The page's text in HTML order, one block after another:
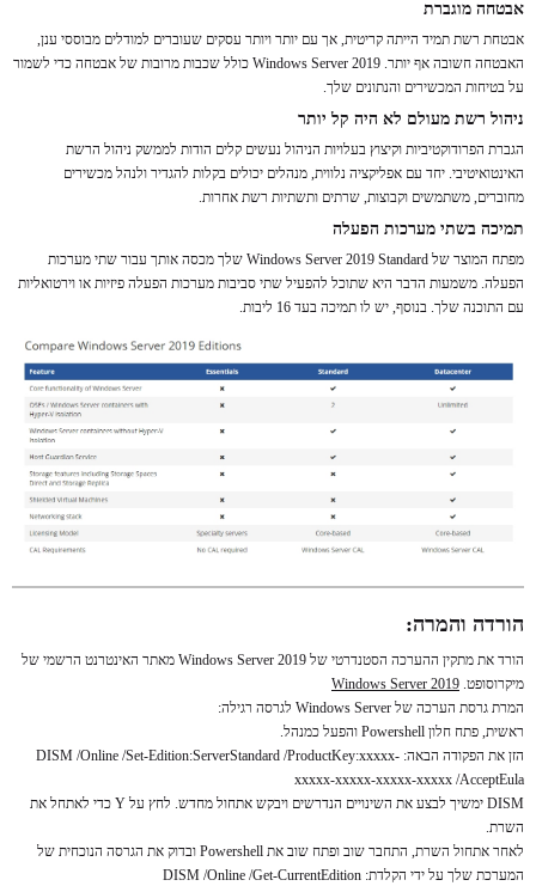
אבטחה מוגברת
אבטחת רשת תמיד הייתה קריטית, אך עם יותר ויותר עסקים שעוברים למודלים מבוססי ענן,
האבטחה חשובה אף יותר. Windows Server 2019 כולל שכבות מרובות של אבטחה כדי לשמור
על בטיחות המכשירים והנתונים שלך.
ניהול רשת מעולם לא היה קל יותר
הגברת הפרודוקטיביות וקיצוץ בעלויות הניהול נעשים קלים הודות לממשק ניהול הרשת
האינטואיטיבי. יחד עם אפליקציה נלווית, מנהלים יכולים בקלות להגדיר ולנהל מכשירים
מחוברים, משתמשים וקבוצות, שרתים ותשתיות רשת אחרות.
תמיכה בשתי מערכות הפעלה
מפתח המוצר של Windows Server 2019 Standard שלך מכסה אותך עבור שתי מערכות
הפעלה. משמעות הדבר היא שתוכל להפעיל שתי סביבות מערכות הפעלה פיזיות או וירטואליות
עם התוכנה שלך. בנוסף, יש לו תמיכה בעד 16 ליבות.
הורדה והמרה:
הורד את מתקין ההערכה הסטנדרטי של Windows Server 2019 מאתר האינטרנט הרשמי של
מיקרוסופט. Windows Server 2019
המרת גרסת הערכה של Windows Server לגרסה רגילה:
ראשית, פתח חלון Powershell והפעל כמנהל.
הזן את הפקודה הבאה: DISM /Online /Set-Edition:ServerStandard /ProductKey:xxxxx-
xxxxx-xxxxx-xxxxx-xxxxx /AcceptEula
DISM ימשיך לבצע את השינויים הנדרשים ויבקש אתחול מחדש. לחץ על Y כדי לאתחל את
השרת.
לאחר אתחול השרת, התחבר שוב ופתח שוב את Powershell ובדוק את הגרסה הנוכחית של
המערכת שלך על ידי הקלדת: DISM /Online /Get-CurrentEdition